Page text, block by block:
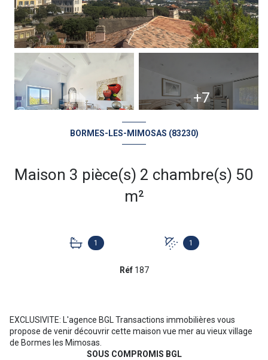
+7
BORMES-LES-MIMOSAS (83230)
Maison 3 pièce(s) 2 chambre(s) 50
m²
1 1
Réf 187
EXCLUSIVITE: L'agence BGL Transactions immobilières vous
propose de venir découvrir cette maison vue mer au vieux village
de Bormes les Mimosas.
SOUS COMPROMIS BGL